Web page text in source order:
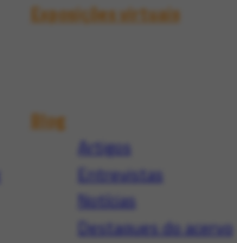
Exposições virtuais
Blog
Artigos
Entrevistas
Notícias
Destaques do acervo